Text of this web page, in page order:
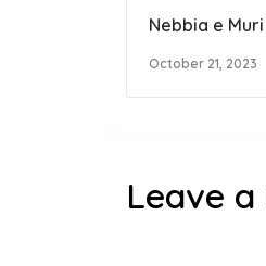
Nebbia e Muri
October 21, 2023
Leave